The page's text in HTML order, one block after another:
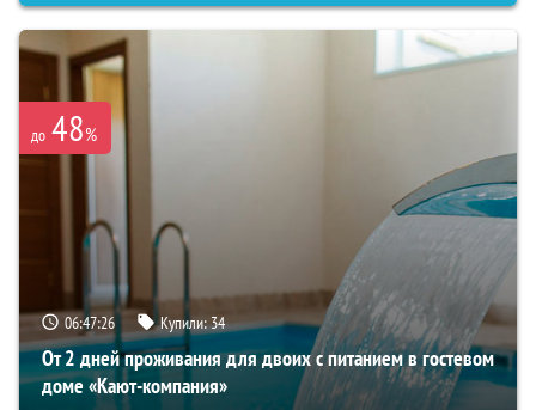
до 48%
06:47:25 Купили:34
От 2 дней проживания для двоих с питанием в гостевом
доме «Кают-компания»